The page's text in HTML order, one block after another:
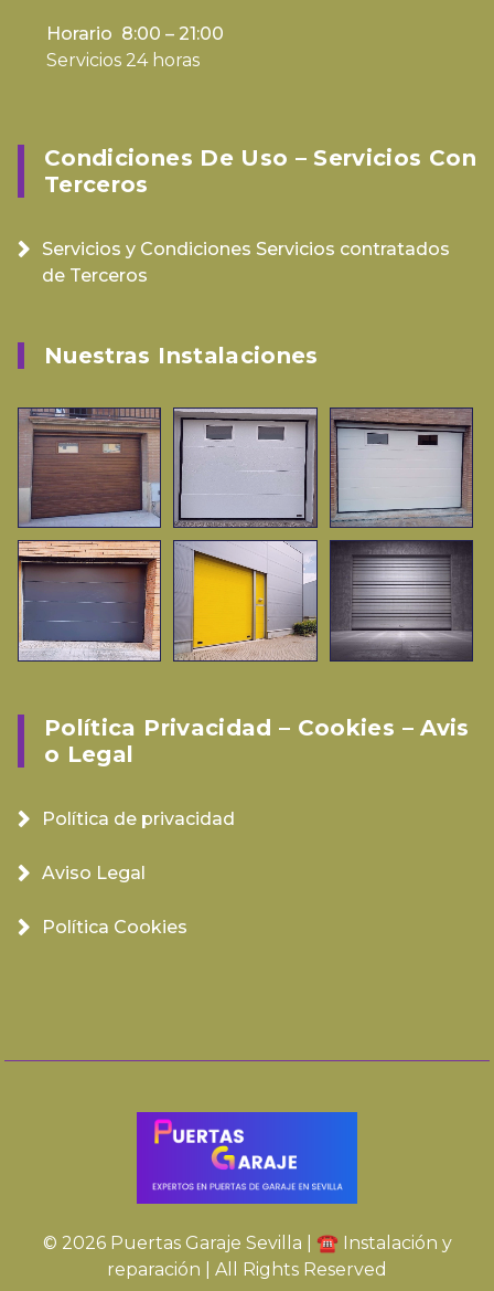
Horario 8:00 – 21:00
Servicios 24 horas
Condiciones De Uso – Servicios Con
Terceros
Servicios y Condiciones Servicios contratados
de Terceros
Nuestras Instalaciones
Política Privacidad – Cookies – Avis
O Legal
Política de privacidad
Aviso Legal
Política Cookies
© 2026 Puertas Garaje Sevilla | ☎️ Instalación y
reparación | All Rights Reserved